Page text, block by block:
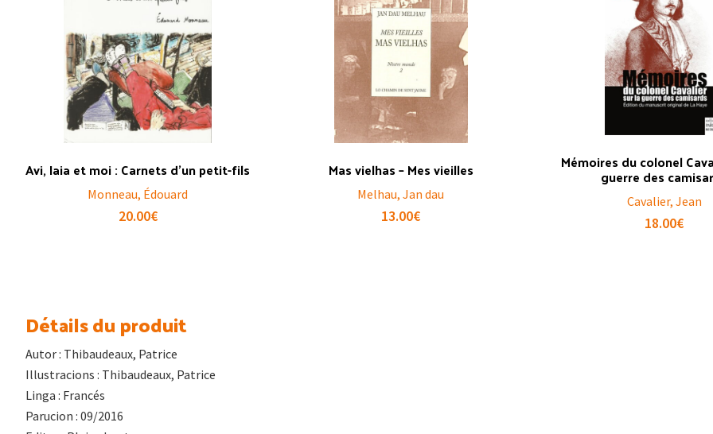
Avi, Iaia et moi : Carnets d’un petit-fils
Monneau, Édouard
20.00€
Mas vielhas – Mes vieilles
Melhau, Jan dau
13.00€
Mémoires du colonel
guerre des
Cavalier, Jean
18.00€
Détails du produit
Autor : Thibaudeaux, Patrice
Illustracions : Thibaudeaux, Patrice
Linga : Francés
Parucion : 09/2016